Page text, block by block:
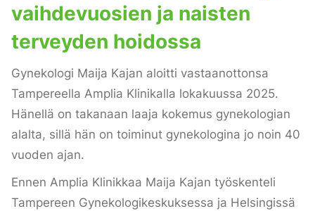
vaihdevuosien ja naisten
terveyden hoidossa
Gynekologi Maija Kajan aloitti vastaanottonsa
Tampereella Amplia Klinikalla lokakuussa 2025.
Hänellä on takanaan laaja kokemus gynekologian
alalta, sillä hän on toiminut gynekologina jo noin 40
vuoden ajan.
Ennen Amplia Klinikkaa Maija Kajan työskenteli
Tampereen Gynekologikeskuksessa ja Helsingissä